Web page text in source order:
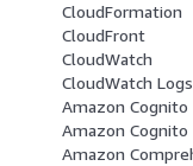
CloudFormation
CloudFront
CloudWatch
CloudWatch Logs
Amazon Cognito
Amazon Cognito
Amazon